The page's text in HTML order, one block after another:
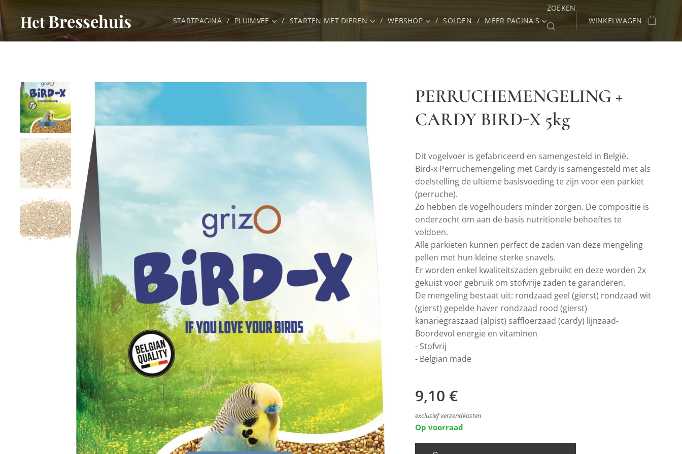
HetBressehuis STARTPAGINA PLUIMVEE STARTEN MET DIEREN WEBSHOP SOLDEN MEER PAGINA'S
ZOEKEN
WINKELWAGEN
PERRUCHEMENGELING +
CARDY BIRD-X 5kg
Dit vogelvoer is gefabriceerd en samengesteld in België.
Bird-x Perruchemengeling met Cardy is samengesteld met als
doelstelling de ultieme basisvoeding te zijn voor een parkiet
(perruche).
Zo hebben de vogelhouders minder zorgen. De compositie is
onderzocht om aan de basis nutritionele behoeftes te
voldoen.
Alle parkieten kunnen perfect de zaden van deze mengeling
pellen met hun kleine sterke snavels.
Er worden enkel kwaliteitszaden gebruikt en deze worden 2x
gekuist voor gebruik om stofvrije zaden te garanderen.
De mengeling bestaat uit: rondzaad geel (gierst) rondzaad wit
(gierst) gepelde haver rondzaad rood (gierst)
kanariegraszaad (alpist) saffloerzaad (cardy) lijnzaad-
Boordevol energie en vitaminen
- Stofvrij
- Belgian made
9,10 €
exclusief verzendkosten
Op voorraad